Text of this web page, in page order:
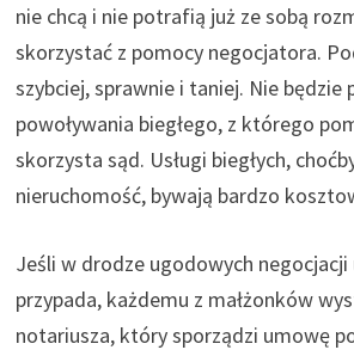
nie chcą i nie potrafią już ze sobą
skorzystać z pomocy negocjatora.
szybciej, sprawnie i taniej. Nie będzie
powoływania biegłego, z którego
skorzysta sąd. Usługi biegłych,
nieruchomość, bywają bardzo
Jeśli w drodze ugodowych negocjacji
przypada, każdemu z małżonków
notariusza, który sporządzi umowę